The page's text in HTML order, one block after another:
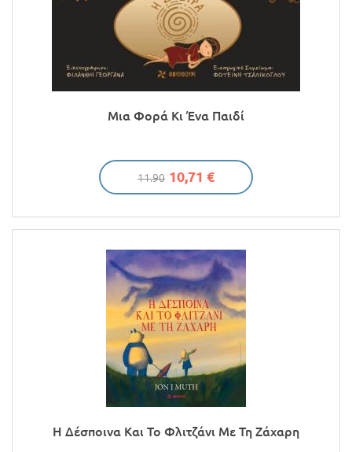
Μια Φορά Κι Ένα Παιδί
11.90 10,71 €
Η Δέσποινα Και Το Φλιτζάνι Με Τη Ζάχαρη